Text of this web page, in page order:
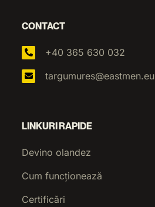
CONTACT
+40 365 630 032
targumures@eastmen.eu
LINKURI RAPIDE
Devino olandez
Cum funcționează
Certificări